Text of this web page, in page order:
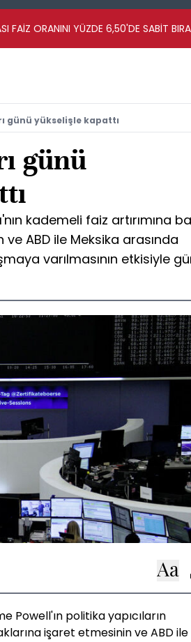
FAİZ ORANINI YÜZDE 6,50'DE SABİT
günü yükselişle kapattı
günü
kademeli faiz artırımına
ABD ile Meksika arasında
varılmasının etkisiyle
Powell'ın politika yapıcıların
işaret etmesinin ve ABD ile